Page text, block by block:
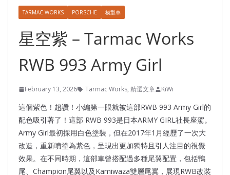
TARMAC WORKS PORSCHE 模型車
星空紫 – Tarmac Works
RWB 993 Army Girl
February 13, 2026 Tarmac Works, 精選文章 KiWi
這個紫色！超讚！小編第一眼就被這部RWB 993 Army Girl的
配色吸引著了！這部 RWB 993是日本ARMY GIRL社長座駕。
Army Girl最初採用白色塗裝，但在2017年1月經歷了一次大
改造，重新噴塗為紫色，呈現出更加獨特且引人注目的視覺
效果。在不同時期，這部車曾搭配過多種尾翼配置，包括鴨
尾、Champion尾翼以及Kamiwaza雙層尾翼，展現RWB改裝